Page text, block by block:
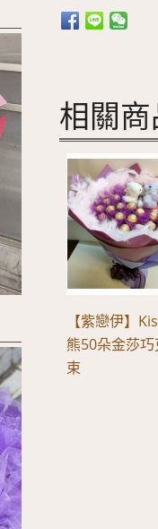
相關
【紫戀伊】
熊50朵金莎
束